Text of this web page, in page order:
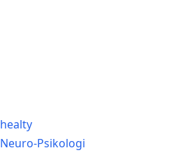
healty
Neuro-Psikologi